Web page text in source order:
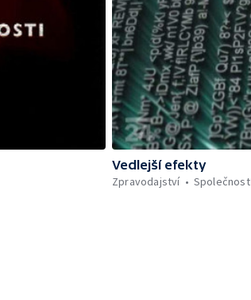
Vedlejší efekty
Zpravodajství
Společnost